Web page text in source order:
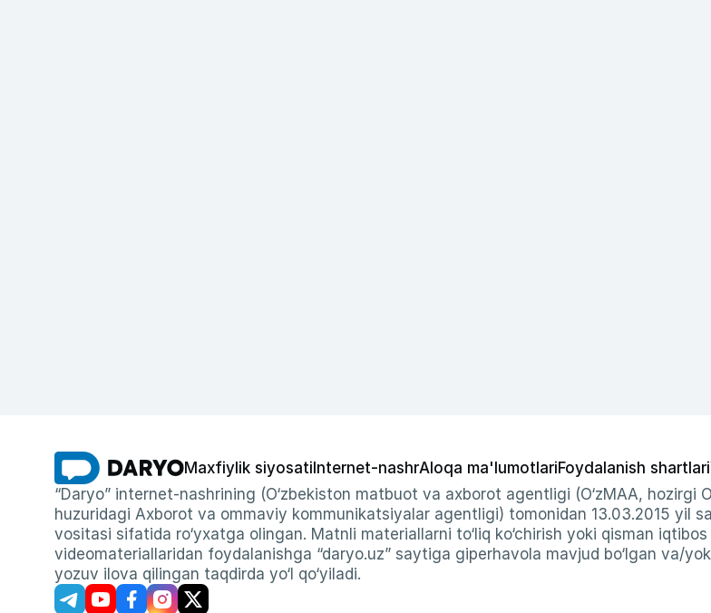
Maxfiylik siyosati Internet-nashrAloqa ma'lumotlariFoydalanish shartlari
“Daryo” internet-nashrining (O‘zbekiston matbuot va axborot agentligi (O‘zMAA, hozirgi
huzuridagi Axborot va ommaviy kommunikatsiyalar agentligi) tomonidan 13.03.2015 yil
vositasi sifatida ro‘yxatga olingan. Matnli materiallarni to‘liq ko‘chirish yoki qisman
videomateriallaridan foydalanishga “daryo.uz” saytiga giperhavola mavjud bo‘lgan va/
yozuv ilova qilingan taqdirda yo‘l qo‘yiladi.